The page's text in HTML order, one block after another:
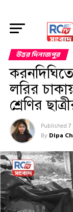
উত্তর দিনাজপুর
লরির
শ্রেণির
Published
By Dipa